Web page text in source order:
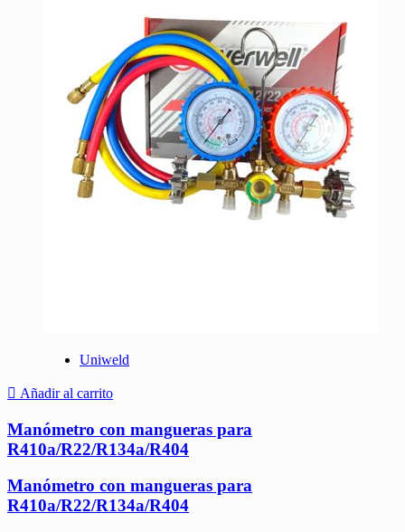
Uniweld
Añadir al carrito
Manómetro con mangueras para
R410a/R22/R134a/R404
Manómetro con mangueras para
R410a/R22/R134a/R404